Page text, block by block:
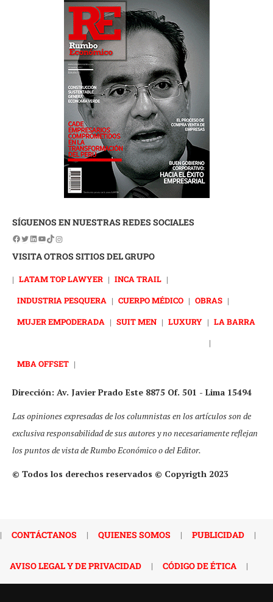
SÍGUENOS EN NUESTRAS REDES SOCIALES
VISITA OTROS SITIOS DEL GRUPO
| LATAM TOP LAWYER | INCA TRAIL |
INDUSTRIA PESQUERA | CUERPO MÉDICO | OBRAS |
MUJER EMPODERADA | SUIT MEN | LUXURY | LA BARRA
|
MBA OFFSET |
Dirección: Av. Javier Prado Este 8875 Of. 501 - Lima 15494
Las opiniones expresadas de los columnistas en los artículos son de
exclusiva responsabilidad de sus autores y no necesariamente reflejan
los puntos de vista de Rumbo Económico o del Editor.
© Todos los derechos reservados © Copyrigth 2023
| CONTÁCTANOS | QUIENES SOMOS | PUBLICIDAD |
AVISO LEGAL Y DE PRIVACIDAD | CÓDIGO DE ÉTICA |